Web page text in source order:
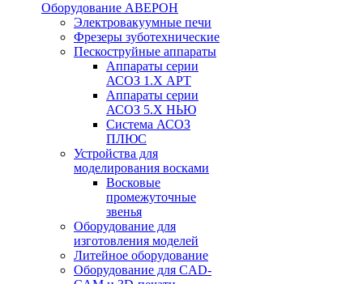
Оборудование АВЕРОН
Электровакуумные печи
Фрезеры зуботехнические
Пескоструйные аппараты
Аппараты серии
АСОЗ 1.Х АРТ
Аппараты серии
АСОЗ 5.Х НЬЮ
Система АСОЗ
ПЛЮС
Устройства для
моделирования восками
Восковые
промежуточные
звенья
Оборудование для
изготовления моделей
Литейное оборудование
Оборудование для CAD-